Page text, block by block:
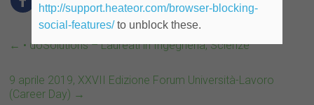
← • doSolutions – Laureati in Ingegneria, Scienze
9 aprile 2019, XXVII Edizione Forum Università-Lavoro
(Career Day) →
http://support.heateor.com/browser-blocking-
social-features/to unblock these.